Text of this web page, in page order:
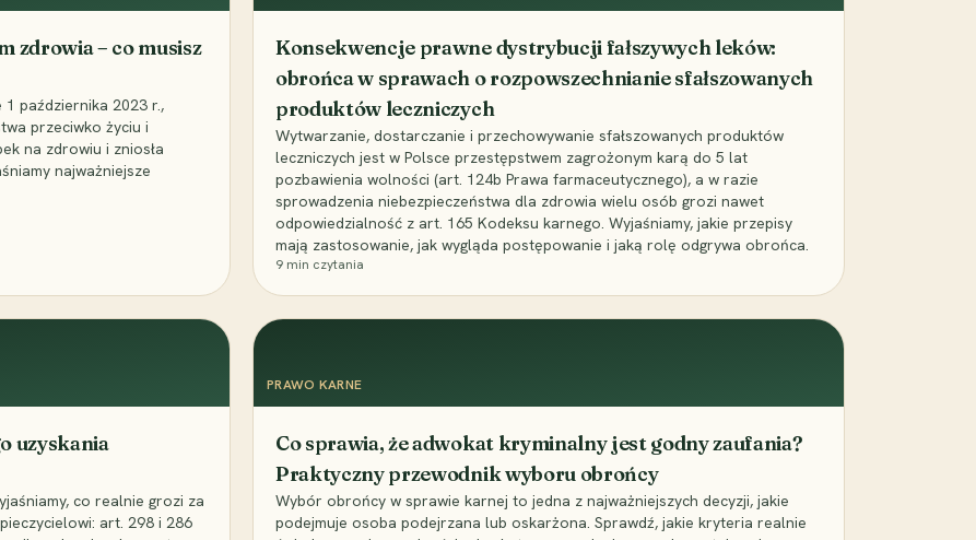
zdrowia – co musisz
października 2023 r.,
przeciwko życiu i
na zdrowiu i zniosła
najważniejsze
Konsekwencje prawne dystrybucji fałszywych leków:
obrońca w sprawach o rozpowszechnianie sfałszowanych
produktów leczniczych
Wytwarzanie, dostarczanie i przechowywanie sfałszowanych produktów
leczniczych jest w Polsce przestępstwem zagrożonym karą do 5 lat
pozbawienia wolności (art. 124b Prawa farmaceutycznego), a w razie
sprowadzenia niebezpieczeństwa dla zdrowia wielu osób grozi nawet
odpowiedzialność z art. 165 Kodeksu karnego. Wyjaśniamy, jakie przepisy
mają zastosowanie, jak wygląda postępowanie i jaką rolę odgrywa obrońca.
9 min czytania
uzyskania
co realnie grozi za
art. 298 i 286
PRAWO KARNE
Co sprawia, że adwokat kryminalny jest godny zaufania?
Praktyczny przewodnik wyboru obrońcy
Wybór obrońcy w sprawie karnej to jedna z najważniejszych decyzji, jakie
podejmuje osoba podejrzana lub oskarżona. Sprawdź, jakie kryteria realnie